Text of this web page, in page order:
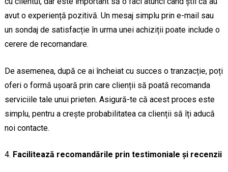
avut o experiență pozitivă. Un mesaj simplu prin e-mail sau
un sondaj de satisfacție în urma unei achiziții poate include o
cerere de recomandare.
De asemenea, după ce ai încheiat cu succes o tranzacție, poți
oferi o formă ușoară prin care clienții să poată recomanda
serviciile tale unui prieten. Asigură-te că acest proces este
simplu, pentru a crește probabilitatea ca clienții să îți aducă
noi contacte.
Facilitează recomandările prin testimoniale și recenzii